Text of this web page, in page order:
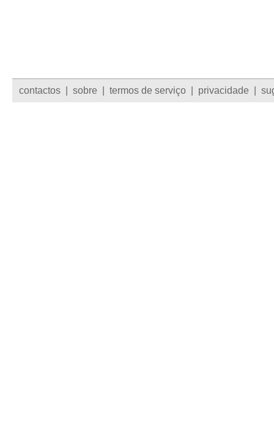
contactos sobre termos de serviço privacidade